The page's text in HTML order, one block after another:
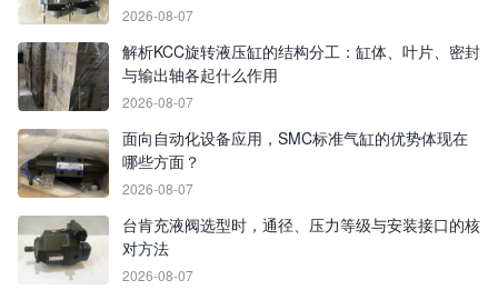
2026-08-07
解析KCC旋转液压缸的结构分工：缸体、叶片、密封
与输出轴各起什么作用
2026-08-07
面向自动化设备应用，SMC标准气缸的优势体现在
哪些方面？
2026-08-07
台肯充液阀选型时，通径、压力等级与安装接口的核
对方法
2026-08-07